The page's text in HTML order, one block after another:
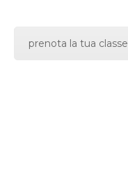
prenota la tua classe